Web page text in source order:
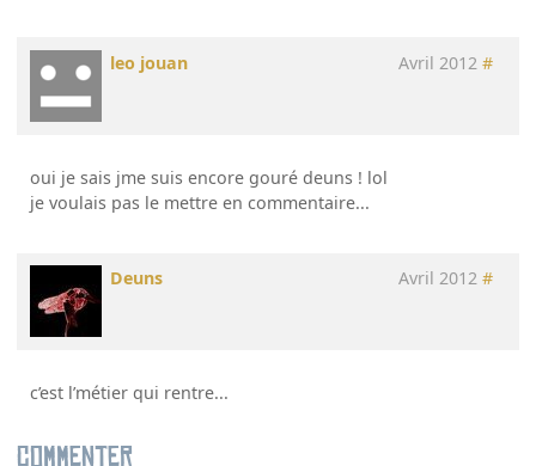
leo jouan Avril 2012 #
oui je sais jme suis encore gouré deuns ! lol
je voulais pas le mettre en commentaire...
Deuns Avril 2012 #
c’est l’métier qui rentre...
Commenter